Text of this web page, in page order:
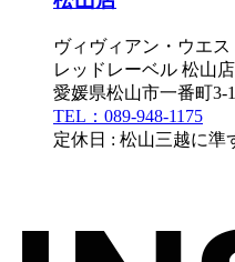
ヴィヴィアン・ウエス
レッドレーベル 松山店
愛媛県松山市一番町3-
TEL：089-948-1175
定休日 : 松山三越に準